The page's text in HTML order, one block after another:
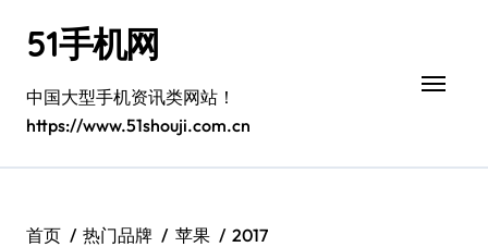
51手机网
中国大型手机资讯类网站！
https://www.51shouji.com.cn
首页 热门品牌 苹果
2017